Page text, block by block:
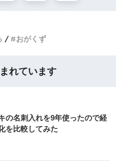
おがくず
れています
の名刺入れを9年使ったので経
を比較してみた